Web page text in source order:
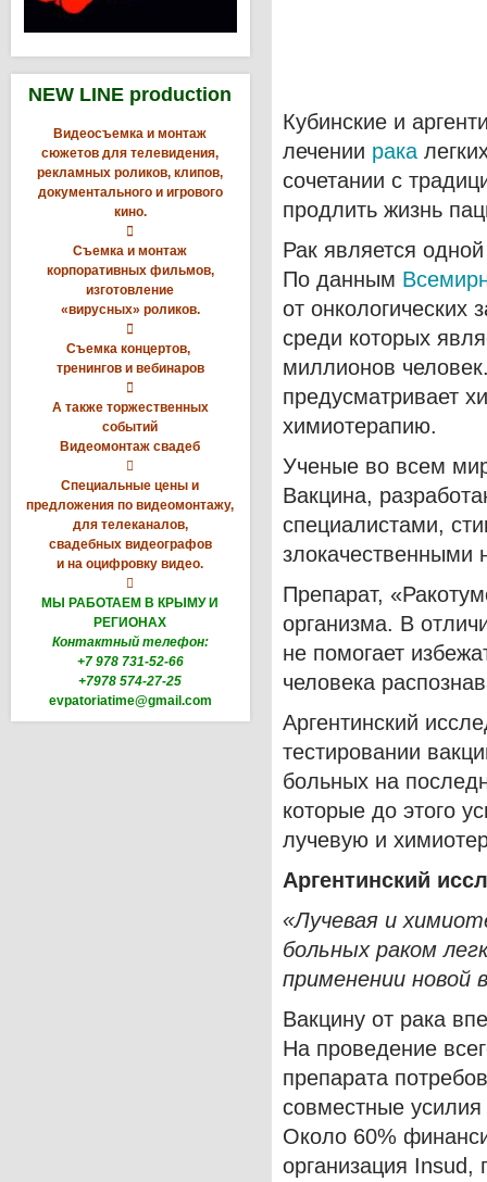
NEW LINE production
Видеосъемка и монтаж
сюжетов для телевидения,
рекламных роликов, клипов,
документального и игрового
кино.

Съемка и монтаж
корпоративных фильмов,
изготовление
«вирусных» роликов.

Съемка концертов,
тренингов и вебинаров

А также торжественных
событий
Видеомонтаж свадеб

Специальные цены и
предложения по видеомонтажу,
для телеканалов,
свадебных видеографов
и на оцифровку видео.

МЫ РАБОТАЕМ В КРЫМУ И
РЕГИОНАХ
Контактный телефон:
+7 978 731-52-66
+7978 574-27-25
evpatoriatime@gmail.com
Кубинские и
лечении рака
сочетании с
продлить жизнь
Рак является
По данным
от онкологических
среди которых
миллионов
предусматривает
химиотерапию.
Ученые во всем
Вакцина,
специалистами,
злокачественными
Препарат,
организма. В
не помогает
человека
Аргентинский
тестировании
больных на
которые до этого
лучевую и
Аргентинский
«Лучевая и
больных раком
применении новой
Вакцину от рака
На проведение
препарата
совместные усилия
Около 60%
организация